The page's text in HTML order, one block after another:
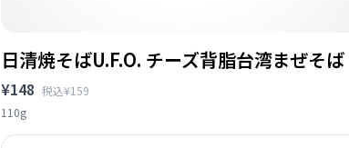
日清焼そばU.F.O. チーズ背脂台湾まぜそば
¥148 税込¥159
110g